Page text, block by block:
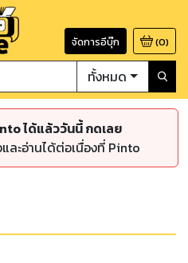
จัดการอีบุ๊ก (0)
ทั้งหมด
ได้แล้ววันนี้ กดเลย
ละอ่านได้ต่อเนื่องที่ Pinto